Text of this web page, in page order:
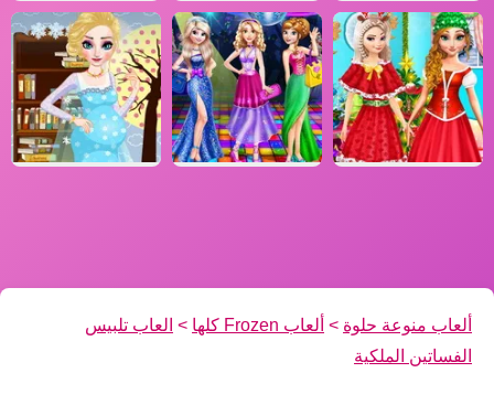
ألعاب منوعة حلوة > ألعاب Frozen كلها > العاب تلبيس
الفساتين الملكية